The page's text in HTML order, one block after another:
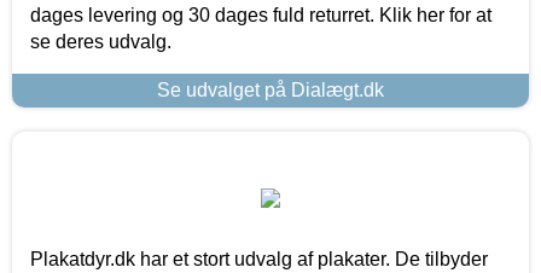
dages levering og 30 dages fuld returret. Klik her for at
se deres udvalg.
Se udvalget på Dialægt.dk
Plakatdyr.dk har et stort udvalg af plakater. De tilbyder